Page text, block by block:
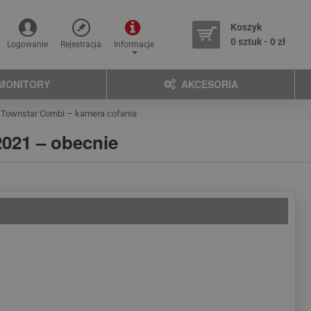
Logowanie Rejestracja Informacje
Koszyk
0 sztuk - 0 zł
AKCESORIA
– obecnie
Combi – kamera cofania